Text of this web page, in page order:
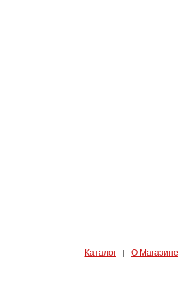
Каталог| О Магазине